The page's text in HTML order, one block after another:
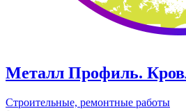
Металл Профиль.
Строительные, ремонтные работы